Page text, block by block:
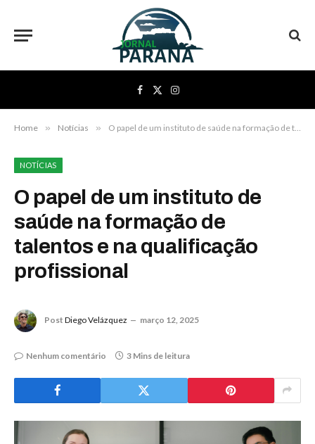
Facebook
X
(Twitter)
Instagram
Home » Notícias » O papel de um instituto de saúde na formação de talentos e na qualificação profissional
NOTÍCIAS
O papel de um instituto de
saúde na formação de
talentos e na qualificação
profissional
Post Diego Velázquez março 12, 2025
Nenhum comentário 3 Mins de leitura